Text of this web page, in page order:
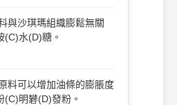
與沙琪瑪組織膨鬆無關
(C)水(D)糖。
料可以增加油條的膨脹度
(C)明礬(D)發粉。